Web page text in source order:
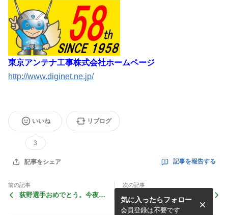
東京アンテナ工事株式会社ホームページ
http://www.diginet.ne.jp/
いいね
3
リブログ
記事をシェア 記事を報告する
前の記事
荻野選手おめでとう。今夜の
次の記事
葛飾区 リオ2016大会パブリ
ックビューイング （渡部香
生子選手を応援しよう！）
気に入ったらフォロー
会員登録は不要です